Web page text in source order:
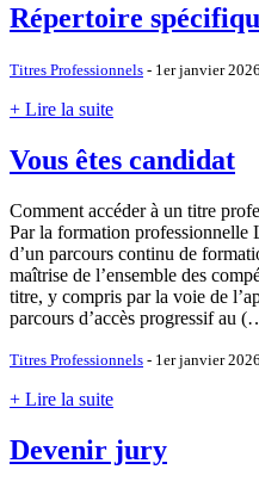
Répertoire
Titres Professionnels - 1er janvier 2026
+ Lire la suite
Vous êtes candidat
Comment accéder à un titre
Par la formation professionnelle
d’un parcours continu de
maîtrise de l’ensemble des
titre, y compris par la voie de
parcours d’accès progressif au
Titres Professionnels - 1er janvier 2026
+ Lire la suite
Devenir jury